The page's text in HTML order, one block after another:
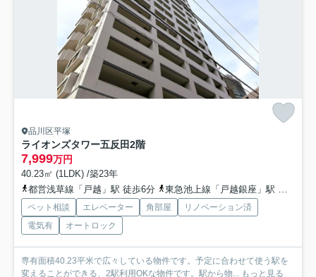
品川区平塚
ライオンズタワー五反田2階
7,999万円
40.23㎡ (1LDK) /築23年
都営浅草線「戸越」駅 徒歩6分
東急池上線「戸越銀座」駅 徒歩7分
ペット相談 エレベーター 角部屋
リノベーション済
電気有
オートロック
専有面積40.23平米で広々している物件です。予定に合わせて使う駅を
変えることができる、2駅利用OKな物件です。駅から物...
もっと見る